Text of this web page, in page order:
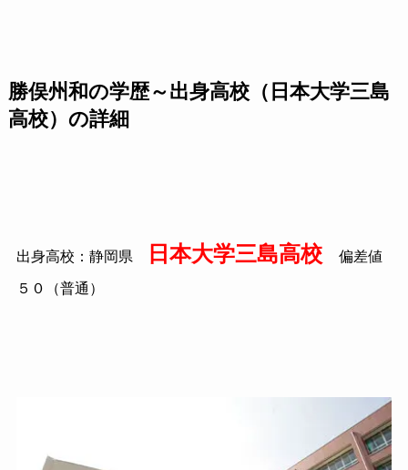
勝俣州和の学歴～出身高校（日本大学三島
高校）の詳細
出身高校：静岡県 日本大学三島高校 偏差値
５０（普通）